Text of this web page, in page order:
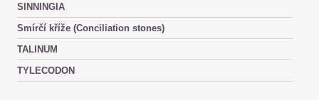
SINNINGIA
Smírčí kříže (Conciliation stones)
TALINUM
TYLECODON